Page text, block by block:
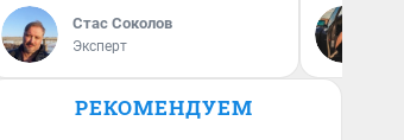
Стас Соколов
Эксперт
РЕКОМЕНДУЕМ